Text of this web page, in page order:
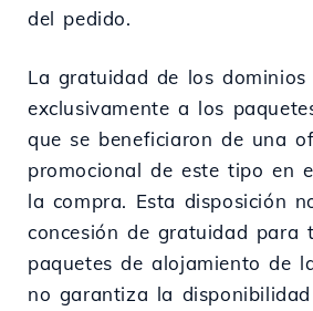
del pedido.
La gratuidad de los dominios
exclusivamente a los
que se beneficiaron de una
promocional de este tipo en
la compra. Esta disposición
concesión de gratuidad para
paquetes de alojamiento de
no garantiza la